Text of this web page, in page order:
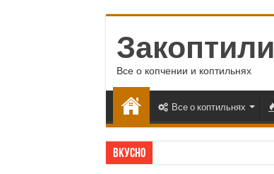
Закоптили
Все о копчении и коптильнях
Все о коптильнях
Вкусно